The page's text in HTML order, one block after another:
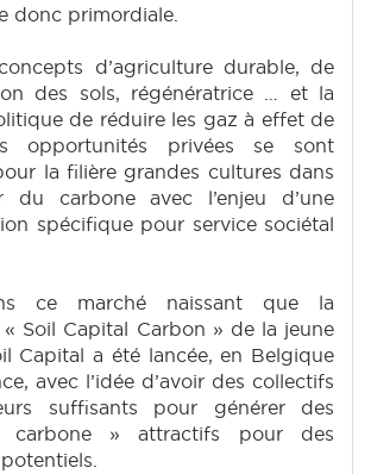
donc primordiale.
d’agriculture durable, de
des sols, régénératrice … et la
de réduire les gaz à effet de
opportunités privées se sont
la filière grandes cultures dans
du carbone avec l’enjeu d’une
spécifique pour service sociétal
ce marché naissant que la
« Soil Capital Carbon » de la jeune
Capital a été lancée, en Belgique
avec l’idée d’avoir des collectifs
suffisants pour générer des
carbone » attractifs pour des